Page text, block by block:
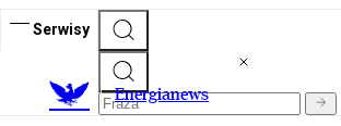
Serwisy
Energianews